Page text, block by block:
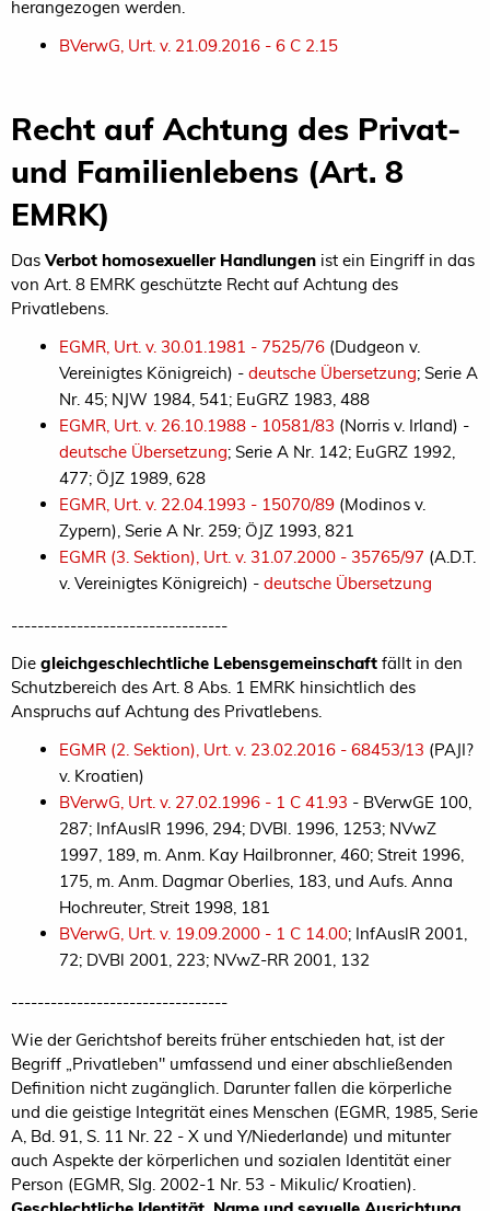
herangezogen werden.
BVerwG, Urt. v. 21.09.2016 - 6 C 2.15
Recht auf Achtung des Privat-
und Familienlebens (Art. 8
EMRK)
Das Verbot homosexueller Handlungen ist ein Eingriff in das
von Art. 8 EMRK geschützte Recht auf Achtung des
Privatlebens.
EGMR, Urt. v. 30.01.1981 - 7525/76 (Dudgeon v.
Vereinigtes Königreich) - deutsche Übersetzung; Serie A
Nr. 45; NJW 1984, 541; EuGRZ 1983, 488
EGMR, Urt. v. 26.10.1988 - 10581/83 (Norris v. Irland) -
deutsche Übersetzung; Serie A Nr. 142; EuGRZ 1992,
477; ÖJZ 1989, 628
EGMR, Urt. v. 22.04.1993 - 15070/89 (Modinos v.
Zypern), Serie A Nr. 259; ÖJZ 1993, 821
EGMR (3. Sektion), Urt. v. 31.07.2000 - 35765/97 (A.D.T.
v. Vereinigtes Königreich) - deutsche Übersetzung
---------------------------------
Die gleichgeschlechtliche Lebensgemeinschaft fällt in den
Schutzbereich des Art. 8 Abs. 1 EMRK hinsichtlich des
Anspruchs auf Achtung des Privatlebens.
EGMR (2. Sektion), Urt. v. 23.02.2016 - 68453/13 (PAJI?
v. Kroatien)
BVerwG, Urt. v. 27.02.1996 - 1 C 41.93 - BVerwGE 100,
287; InfAuslR 1996, 294; DVBl. 1996, 1253; NVwZ
1997, 189, m. Anm. Kay Hailbronner, 460; Streit 1996,
175, m. Anm. Dagmar Oberlies, 183, und Aufs. Anna
Hochreuter, Streit 1998, 181
BVerwG, Urt. v. 19.09.2000 - 1 C 14.00; InfAuslR 2001,
72; DVBl 2001, 223; NVwZ-RR 2001, 132
---------------------------------
Wie der Gerichtshof bereits früher entschieden hat, ist der
Begriff „Privatleben" umfassend und einer abschließenden
Definition nicht zugänglich. Darunter fallen die körperliche
und die geistige Integrität eines Menschen (EGMR, 1985, Serie
A, Bd. 91, S. 11 Nr. 22 - X und Y/Niederlande) und mitunter
auch Aspekte der körperlichen und sozialen Identität einer
Person (EGMR, Slg. 2002-1 Nr. 53 - Mikulic/ Kroatien).